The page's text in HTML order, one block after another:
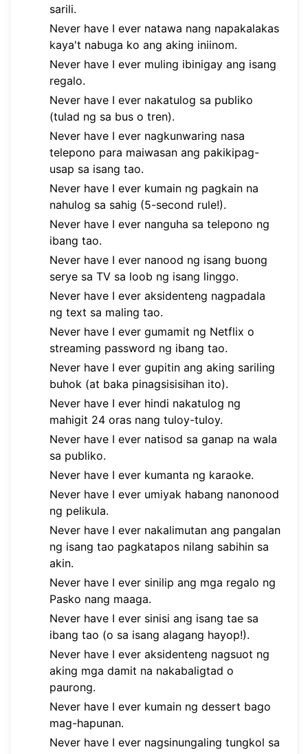
sarili.
Never have I ever natawa nang napakalakas
kaya't nabuga ko ang aking iniinom.
Never have I ever muling ibinigay ang isang
regalo.
Never have I ever nakatulog sa publiko
(tulad ng sa bus o tren).
Never have I ever nagkunwaring nasa
telepono para maiwasan ang pakikipag-
usap sa isang tao.
Never have I ever kumain ng pagkain na
nahulog sa sahig (5-second rule!).
Never have I ever nanguha sa telepono ng
ibang tao.
Never have I ever nanood ng isang buong
serye sa TV sa loob ng isang linggo.
Never have I ever aksidenteng nagpadala
ng text sa maling tao.
Never have I ever gumamit ng Netflix o
streaming password ng ibang tao.
Never have I ever gupitin ang aking sariling
buhok (at baka pinagsisisihan ito).
Never have I ever hindi nakatulog ng
mahigit 24 oras nang tuloy-tuloy.
Never have I ever natisod sa ganap na wala
sa publiko.
Never have I ever kumanta ng karaoke.
Never have I ever umiyak habang nanonood
ng pelikula.
Never have I ever nakalimutan ang pangalan
ng isang tao pagkatapos nilang sabihin sa
akin.
Never have I ever sinilip ang mga regalo ng
Pasko nang maaga.
Never have I ever sinisi ang isang tae sa
ibang tao (o sa isang alagang hayop!).
Never have I ever aksidenteng nagsuot ng
aking mga damit na nakabaligtad o
paurong.
Never have I ever kumain ng dessert bago
mag-hapunan.
Never have I ever nagsinungaling tungkol sa